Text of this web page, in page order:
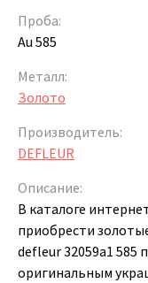
Проба:
Au 585
Металл:
Золото
Производитель:
DEFLEUR
Описание:
В каталоге
приобрести
defleur 32059a1 585
оригинальным